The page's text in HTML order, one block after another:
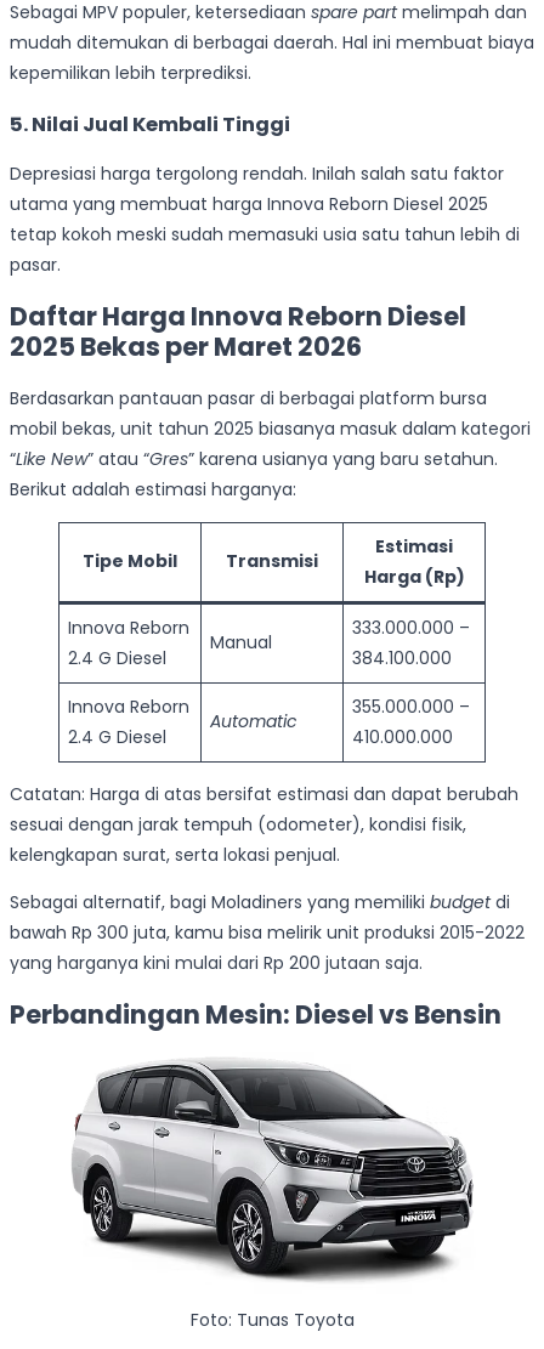
Sebagai MPV populer, ketersediaan spare partmelimpah dan
mudah ditemukan di berbagai daerah. Hal ini membuat biaya
kepemilikan lebih terprediksi.
5. Nilai Jual Kembali Tinggi
Depresiasi harga tergolong rendah. Inilah salah satu faktor
utama yang membuat harga Innova Reborn Diesel 2025
tetap kokoh meski sudah memasuki usia satu tahun lebih di
pasar.
Daftar Harga Innova Reborn Diesel
2025 Bekas per Maret 2026
Berdasarkan pantauan pasar di berbagai platform bursa
mobil bekas, unit tahun 2025 biasanya masuk dalam kategori
“Like New” atau “Gres” karena usianya yang baru setahun.
Berikut adalah estimasi harganya:
Tipe Mobil Transmisi
Estimasi
Harga (Rp)
Innova Reborn
2.4 G Diesel
Manual
333.000.000 –
384.100.000
Innova Reborn
2.4 G Diesel
Automatic
355.000.000 –
410.000.000
Catatan: Harga di atas bersifat estimasi dan dapat berubah
sesuai dengan jarak tempuh (odometer), kondisi fisik,
kelengkapan surat, serta lokasi penjual.
Sebagai alternatif, bagi Moladiners yang memiliki budgetdi
bawah Rp 300 juta, kamu bisa melirik unit produksi 2015-2022
yang harganya kini mulai dari Rp 200 jutaan saja.
Perbandingan Mesin: Diesel vs Bensin
Foto: Tunas Toyota